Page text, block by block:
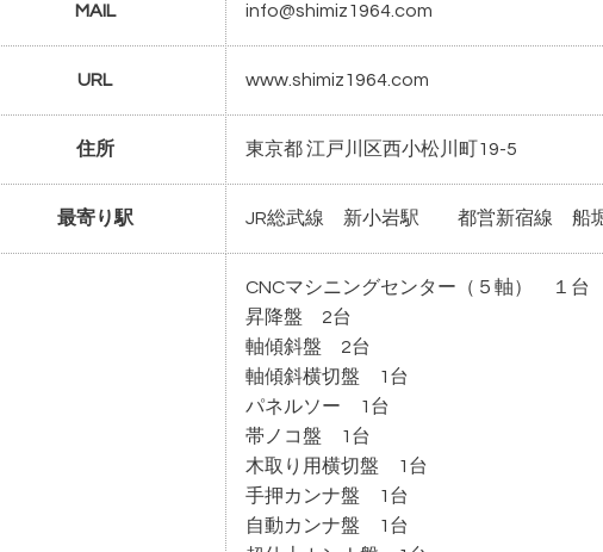
MAIL info@shimiz1964.com
URL www.shimiz1964.com
住所 東京都 江戸川区西小松川町19-5
最寄り駅 JR総武線 新小岩駅 都営新宿線 船
CNCマシニングセンター（５軸） １台
昇降盤 2台
軸傾斜盤 2台
軸傾斜横切盤 1台
パネルソー 1台
帯ノコ盤 1台
木取り用横切盤 1台
手押カンナ盤 1台
自動カンナ盤 1台